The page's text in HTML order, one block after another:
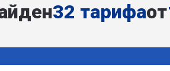
32 тарифаот